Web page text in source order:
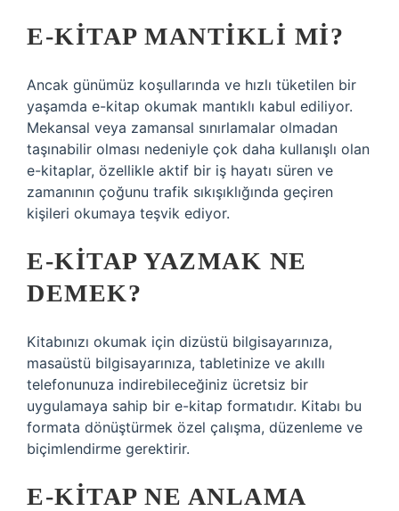
E-KITAP MANTIKLI MI?
Ancak günümüz koşullarında ve hızlı tüketilen bir
yaşamda e-kitap okumak mantıklı kabul ediliyor.
Mekansal veya zamansal sınırlamalar olmadan
taşınabilir olması nedeniyle çok daha kullanışlı olan
e-kitaplar, özellikle aktif bir iş hayatı süren ve
zamanının çoğunu trafik sıkışıklığında geçiren
kişileri okumaya teşvik ediyor.
E-KITAP YAZMAK NE
DEMEK?
Kitabınızı okumak için dizüstü bilgisayarınıza,
masaüstü bilgisayarınıza, tabletinize ve akıllı
telefonunuza indirebileceğiniz ücretsiz bir
uygulamaya sahip bir e-kitap formatıdır. Kitabı bu
formata dönüştürmek özel çalışma, düzenleme ve
biçimlendirme gerektirir.
E-KITAP NE ANLAMA